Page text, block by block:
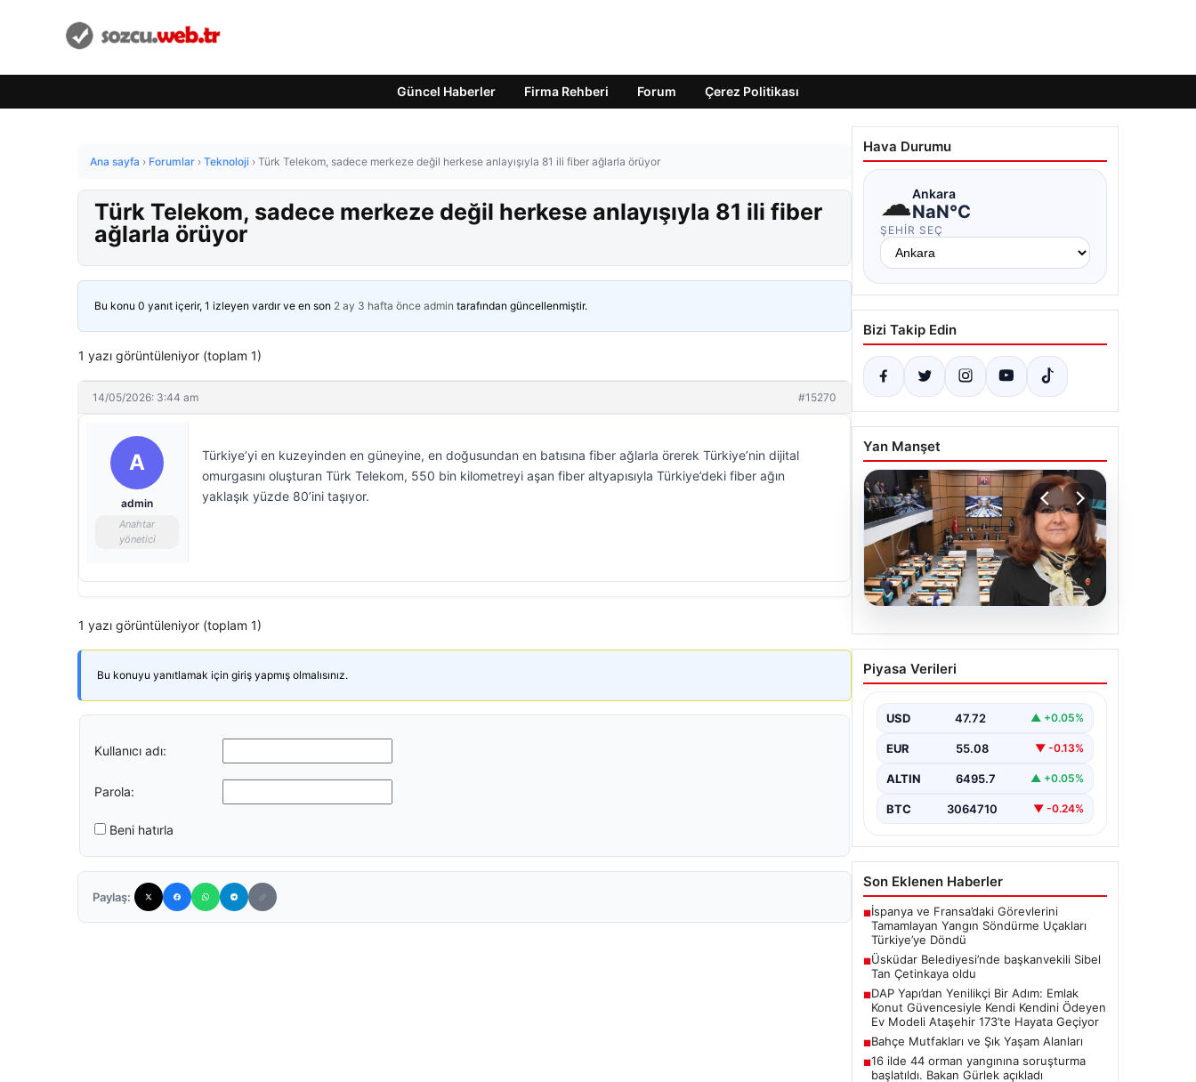
Güncel Haberler Firma Rehberi Forum Çerez Politikası
Ana sayfa › Forumlar › Teknoloji › Türk Telekom, sadece merkeze değil herkese anlayışıyla 81 ili fiber ağlarla örüyor
Türk Telekom, sadece merkeze değil herkese anlayışıyla 81 ili fiber
ağlarla örüyor
Bu konu 0 yanıt içerir, 1 izleyen vardır ve en son 2 ay 3 hafta önce admin tarafından güncellenmiştir.
1 yazı görüntüleniyor (toplam 1)
14/05/2026: 3:44 am #15270
A
admin
Anahtar
yönetici
Türkiye’yi en kuzeyinden en güneyine, en doğusundan en batısına fiber ağlarla örerek Türkiye’nin dijital
omurgasını oluşturan Türk Telekom, 550 bin kilometreyi aşan fiber altyapısıyla Türkiye’deki fiber ağın
yaklaşık yüzde 80’ini taşıyor.
1 yazı görüntüleniyor (toplam 1)
Bu konuyu yanıtlamak için giriş yapmış olmalısınız.
Kullanıcı adı:
Parola:
Beni hatırla
Paylaş:
Hava Durumu
☁Ankara
NaN°C
ŞEHIR SEÇ
Bizi Takip Edin
Yan Manşet
Üsküdar Belediyesi’nde
başkanvekili Sibel Tan
Piyasa Verileri
USD 47.72 ▲ +0.05%
EUR 55.08 ▼ -0.13%
ALTIN 6495.7 ▲ +0.05%
BTC 3064710 ▼ -0.24%
Son Eklenen Haberler
■İspanya ve Fransa’daki Görevlerini
Tamamlayan Yangın Söndürme Uçakları
Türkiye’ye Döndü
■Üsküdar Belediyesi’nde başkanvekili Sibel
Tan Çetinkaya oldu
■DAP Yapı’dan Yenilikçi Bir Adım: Emlak
Konut Güvencesiyle Kendi Kendini Ödeyen
Ev Modeli Ataşehir 173’te Hayata Geçiyor
■Bahçe Mutfakları ve Şık Yaşam Alanları
■16 ilde 44 orman yangınına soruşturma
başlatıldı. Bakan Gürlek açıkladı